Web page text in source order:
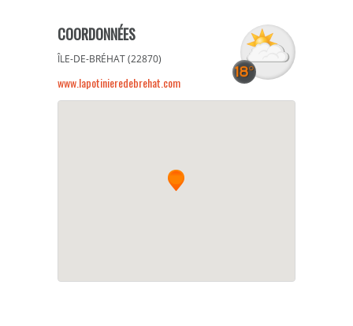
COORDONNÉES
ÎLE-DE-BRÉHAT (22870)
www.lapotinieredebrehat.com